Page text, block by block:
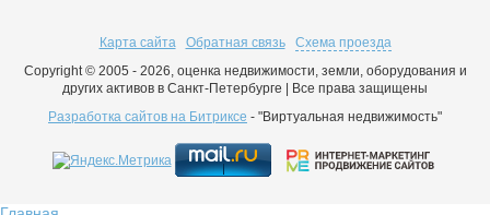
Карта сайта Обратная связь
Схема проезда
Copyright © 2005 - 2026, оценка недвижимости, земли, оборудования и
других активов в Санкт-Петербурге | Все права защищены
Разработка сайтов на Битриксе - "Виртуальная недвижимость"